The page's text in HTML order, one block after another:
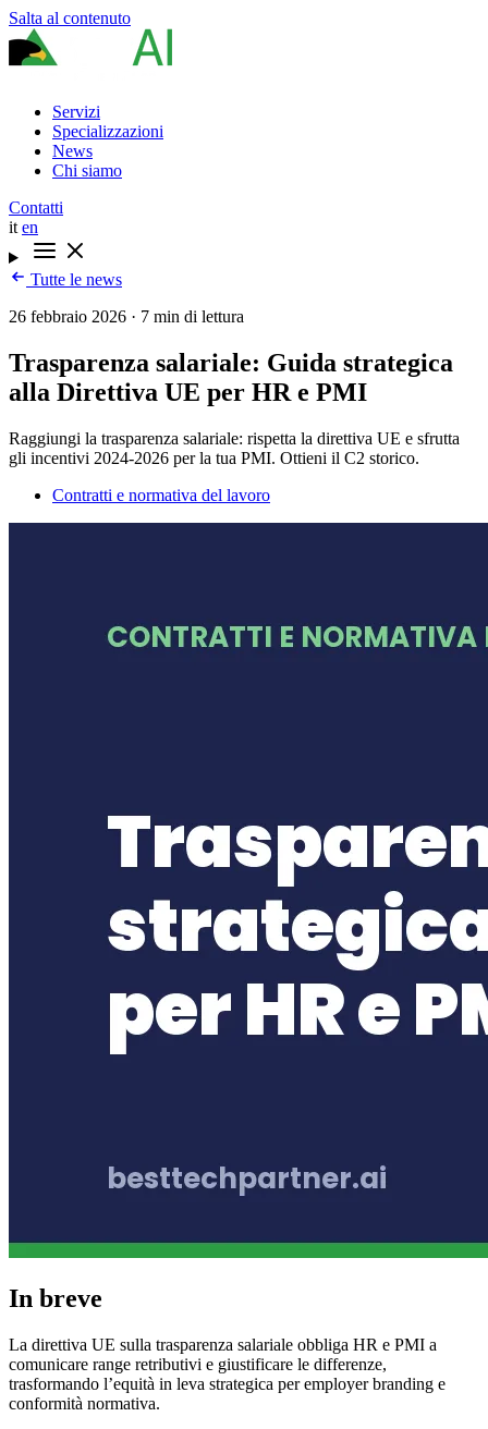
Salta al contenuto
Servizi
Specializzazioni
News
Chi siamo
Contatti
it en
Tutte le news
26 febbraio 2026 · 7 min di lettura
Trasparenza salariale: Guida strategica
alla Direttiva UE per HR e PMI
Raggiungi la trasparenza salariale: rispetta la direttiva UE e sfrutta
gli incentivi 2024-2026 per la tua PMI. Ottieni il C2 storico.
Contratti e normativa del lavoro
In breve
La direttiva UE sulla trasparenza salariale obbliga HR e PMI a
comunicare range retributivi e giustificare le differenze,
trasformando l’equità in leva strategica per employer branding e
conformità normativa.